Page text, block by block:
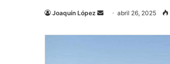
Joaquín López
Send
email
abril 26, 2025